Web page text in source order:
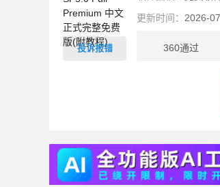
投诉报错
更新时间： 2026-
360通过